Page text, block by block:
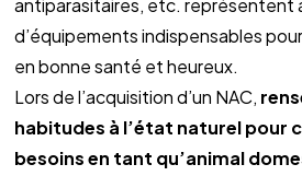
antiparasitaires, etc. représentent
d’équipements indispensables
en bonne santé et heureux.
Lors de l’acquisition d’un NAC,
habitudes à l’état naturel pour
besoins en tant qu’animal